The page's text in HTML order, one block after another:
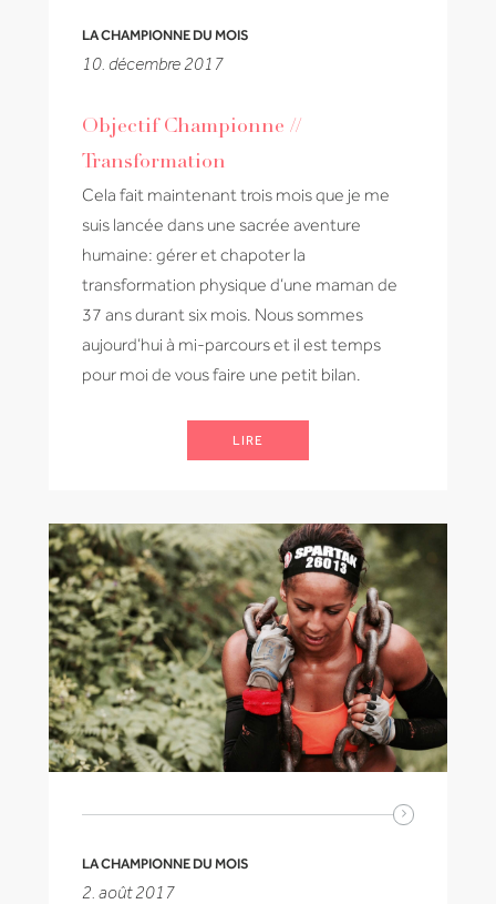
LA CHAMPIONNE DU MOIS
10. décembre 2017
Objectif Championne //
Transformation
Cela fait maintenant trois mois que je me
suis lancée dans une sacrée aventure
humaine: gérer et chapoter la
transformation physique d’une maman de
37 ans durant six mois. Nous sommes
aujourd’hui à mi-parcours et il est temps
pour moi de vous faire une petit bilan.
LIRE
LA CHAMPIONNE DU MOIS
2. août 2017